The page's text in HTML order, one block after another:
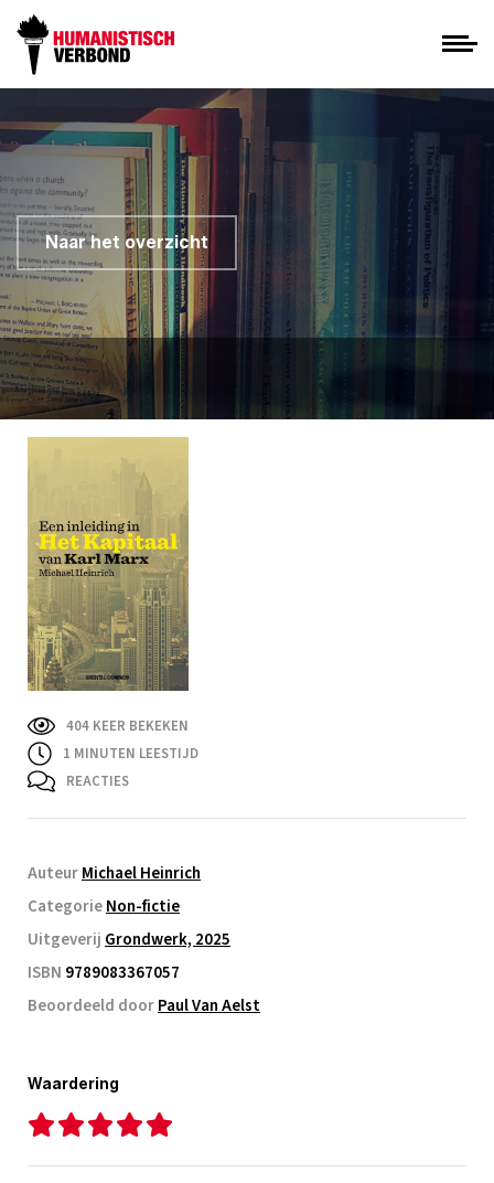
Naar het overzicht
404 KEER BEKEKEN
1 MINUTEN LEESTIJD
REACTIES
AuteurMichael Heinrich
CategorieNon-fictie
Uitgeverij Grondwerk, 2025
ISBN 9789083367057
Beoordeeld doorPaul Van Aelst
Waardering